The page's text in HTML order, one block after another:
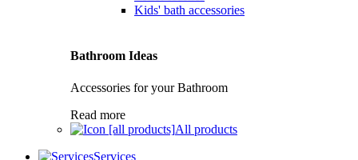
Kids' bath accessories
Bathroom Ideas
Accessories for your Bathroom
Read more
All products
Services